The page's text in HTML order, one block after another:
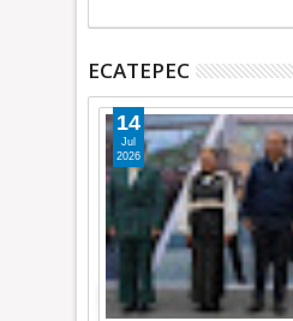
ECATEPEC
14
Jul
2026